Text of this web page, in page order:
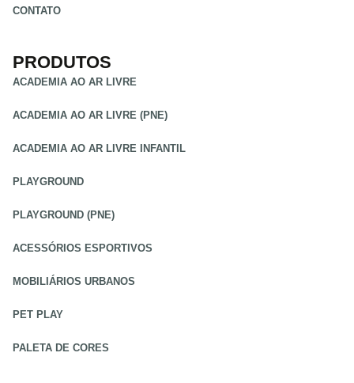
CONTATO
PRODUTOS
ACADEMIA AO AR LIVRE
ACADEMIA AO AR LIVRE (PNE)
ACADEMIA AO AR LIVRE INFANTIL
PLAYGROUND
PLAYGROUND (PNE)
ACESSÓRIOS ESPORTIVOS
MOBILIÁRIOS URBANOS
PET PLAY
PALETA DE CORES